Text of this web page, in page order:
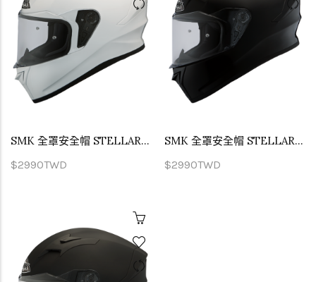
SMK 全罩安全帽 STELLAR UNICOLOUR 亮面白 GL100
$2990TWD
SMK 全罩安全帽 STELLAR UNICOLOUR 亮面黑 GL200
$2990TWD